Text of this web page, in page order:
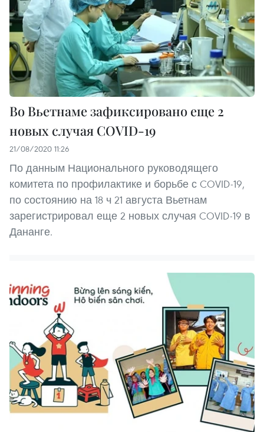
Во Вьетнаме зафиксировано еще 2
новых случая COVID-19
21/08/2020 11:26
По данным Национального руководящего
комитета по профилактике и борьбе с COVID-19,
по состоянию на 18 ч 21 августа Вьетнам
зарегистрировал еще 2 новых случая COVID-19 в
Дананге.